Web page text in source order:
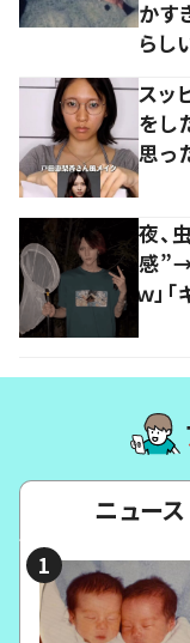
かす
らし
スッ
をし
思っ
夜、
感”→
ｗ」
ニュース